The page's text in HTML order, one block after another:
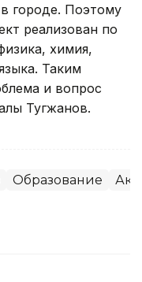
городе. Поэтому
реализован по
химия,
Таким
и вопрос
Тугжанов.
Образование